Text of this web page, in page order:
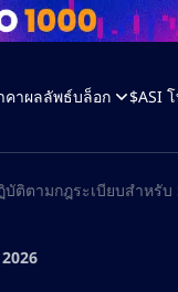
คาผลลัพธ์บล็อก $ASI
ติตามกฎระเบียบสำห